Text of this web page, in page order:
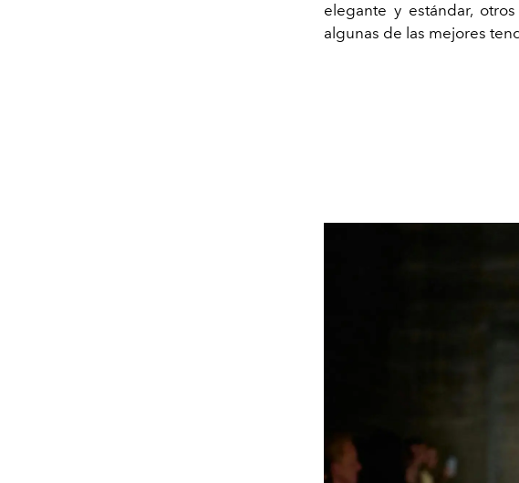
elegante y estándar,
algunas de las mejores